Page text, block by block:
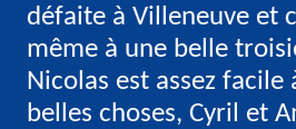
défaite à Villeneuve et
même à une belle
Nicolas est assez
belles choses, Cyril et